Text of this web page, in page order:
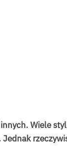
Wiele